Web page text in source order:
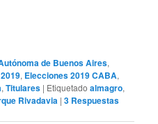
de Buenos Aires,
, Elecciones 2019 CABA,
,Titulares | Etiquetado almagro,
Rivadavia |3 Respuestas